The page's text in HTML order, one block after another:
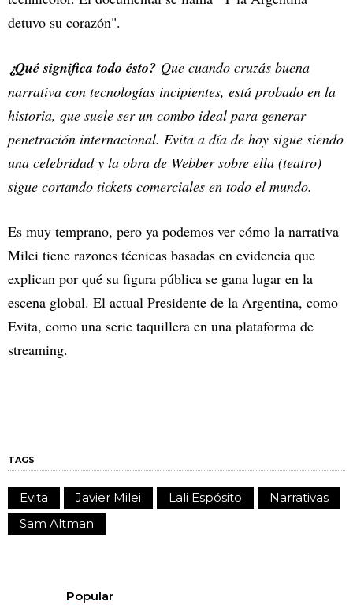
detuvo su corazón".
¿Qué significa todo ésto? Que cuando cruzás buena
narrativa con tecnologías incipientes, está probado en la
historia, que suele ser un combo ideal para generar
penetración internacional. Evita a día de hoy sigue siendo
una celebridad y la obra de Webber sobre ella (teatro)
sigue cortando tickets comerciales en todo el mundo.
Es muy temprano, pero ya podemos ver cómo la narrativa
Milei tiene razones técnicas basadas en evidencia que
explican por qué su figura pública se gana lugar en la
escena global. El actual Presidente de la Argentina, como
Evita, como una serie taquillera en una plataforma de
streaming.
TAGS
Evita Javier Milei Lali Espósito
Narrativas
Sam Altman
Popular